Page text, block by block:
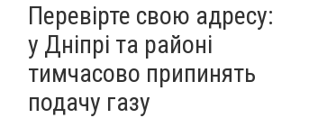
Перевірте свою адресу:
у Дніпрі та районі
тимчасово припинять
подачу газу